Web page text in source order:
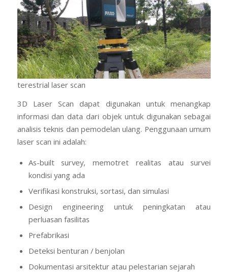
terestrial laser scan
3D Laser Scan dapat digunakan untuk menangkap
informasi dan data dari objek untuk digunakan sebagai
analisis teknis dan pemodelan ulang. Penggunaan umum
laser scan ini adalah:
As-built survey, memotret realitas atau survei
kondisi yang ada
Verifikasi konstruksi, sortasi, dan simulasi
Design engineering untuk peningkatan atau
perluasan fasilitas
Prefabrikasi
Deteksi benturan / benjolan
Dokumentasi arsitektur atau pelestarian sejarah